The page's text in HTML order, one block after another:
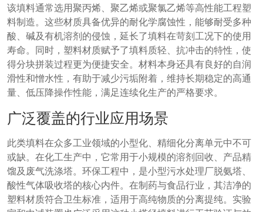
该填料通常选用聚丙烯、聚乙烯或聚氯乙烯等高性能工程塑
料制造。这些材质具备优异的耐化学腐蚀性，能够耐受多种
酸、碱及有机溶剂的侵蚀，延长了填料在苛刻工况下的使用
寿命。同时，塑料材质赋予了填料质轻、抗冲击的特性，使
得分块拼装过程更为便捷安全。材料本身还具有良好的自润
滑性和憎水性，有助于减少污垢附着，维持长期稳定的高通
量、低压降操作性能，满足连续化生产的严格要求。
广泛覆盖的行业应用场景
此类填料在众多工业领域的小型化、精细化分离单元中不可
或缺。在化工生产中，它常用于小规模的溶剂回收、产品精
馏及废气洗涤塔。环保工程中，是小型污水处理厂脱氨塔、
酸性气体吸收塔的核心内件。在制药与食品行业，其洁净的
塑料材质符合卫生标准，适用于高纯物质的分离提纯。实验